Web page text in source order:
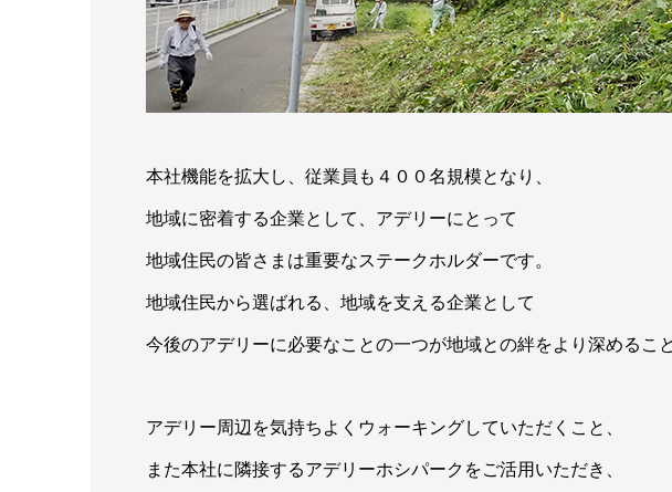
本社機能を拡大し、従業員も４００名規模となり、
地域に密着する企業として、アデリーにとって
地域住民の皆さまは重要なステークホルダーです。
地域住民から選ばれる、地域を支える企業として
今後のアデリーに必要なことの一つが地域との絆をより深めること
アデリー周辺を気持ちよくウォーキングしていただくこと、
また本社に隣接するアデリーホシパークをご活用いただき、